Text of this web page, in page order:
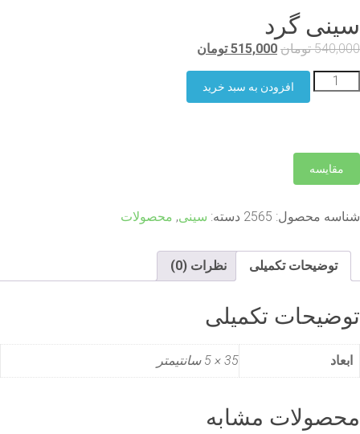
گرد
تومان 515,000 تومان
افزودن به سبد خرید
مقایسه
محصول:2565 دسته:سینی ,محصولات
توضیحات تکمیلی نظرات (0)
تکمیلی
ابعاد 35 × 5 سانتیمتر
مشابه